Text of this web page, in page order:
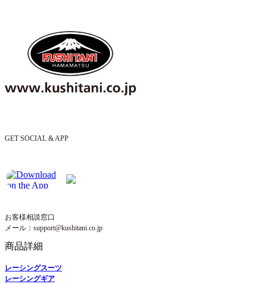
GET SOCIAL & APP
お客様相談窓口
メール：support@kushitani.co.jp
商品詳細
レーシングスーツ
レーシングギア